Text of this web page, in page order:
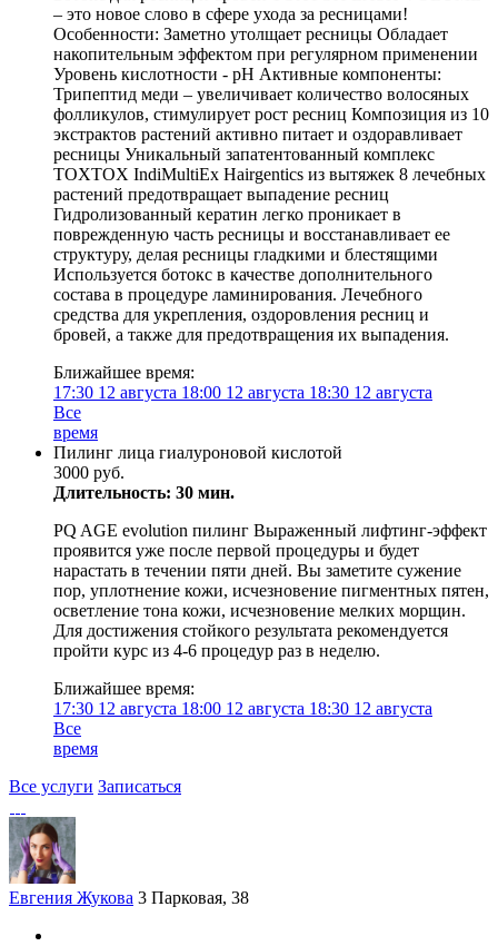
– это новое слово в сфере ухода за ресницами!
Особенности: Заметно утолщает ресницы Обладает
накопительным эффектом при регулярном применении
Уровень кислотности - pH Активные компоненты:
Трипептид меди – увеличивает количество волосяных
фолликулов, стимулирует рост ресниц Композиция из 10
экстрактов растений активно питает и оздоравливает
ресницы Уникальный запатентованный комплекс
TOXTOX IndiMultiEx Hairgentics из вытяжек 8 лечебных
растений предотвращает выпадение ресниц
Гидролизованный кератин легко проникает в
поврежденную часть ресницы и восстанавливает ее
структуру, делая ресницы гладкими и блестящими
Используется ботокс в качестве дополнительного
состава в процедуре ламинирования. Лечебного
средства для укрепления, оздоровления ресниц и
бровей, а также для предотвращения их выпадения.
Ближайшее время:
17:30 12 августа 18:00 12 августа 18:30 12 августа
Все
время
Пилинг лица гиалуроновой кислотой
3000 руб.
Длительность: 30 мин.
PQ AGE evolution пилинг Выраженный лифтинг-эффект
проявится уже после первой процедуры и будет
нарастать в течении пяти дней. Вы заметите сужение
пор, уплотнение кожи, исчезновение пигментных пятен,
осветление тона кожи, исчезновение мелких морщин.
Для достижения стойкого результата рекомендуется
пройти курс из 4-6 процедур раз в неделю.
Ближайшее время:
17:30 12 августа 18:00 12 августа 18:30 12 августа
Все
время
Все услуги Записаться
Евгения Жукова 3 Парковая, 38